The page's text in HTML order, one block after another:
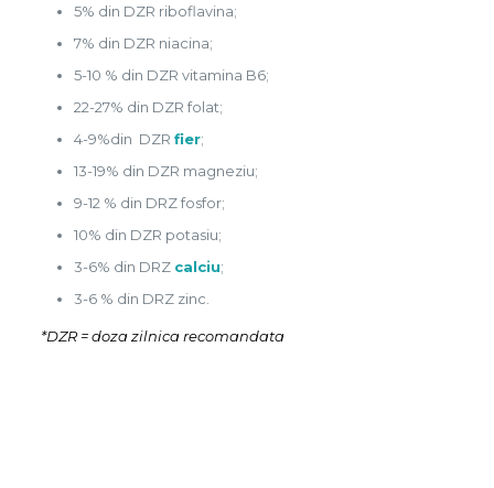
5% din DZR riboflavina;
7% din DZR niacina;
5-10 % din DZR vitamina B6;
22-27% din DZR folat;
4-9%din DZR fier;
13-19% din DZR magneziu;
9-12 % din DRZ fosfor;
10% din DZR potasiu;
3-6% din DRZ calciu;
3-6 % din DRZ zinc.
*DZR = doza zilnica recomandata